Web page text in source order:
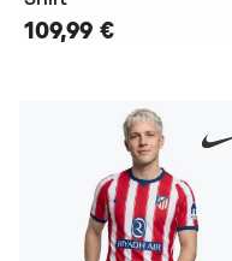
109,99 €